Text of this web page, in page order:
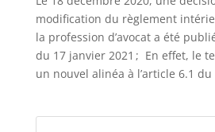
modification du règlement
la profession d’avocat a été
du 17 janvier 2021 ; En effet, le
un nouvel alinéa à l’article 6.1 du